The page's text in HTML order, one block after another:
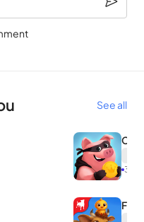
ชีวิต / เงิน / โฆษณาไ
See all